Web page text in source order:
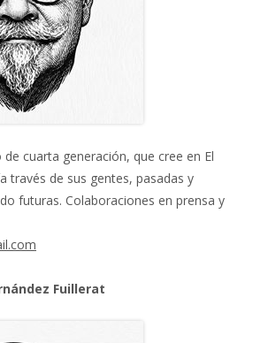
cuarta generación, que cree en El
través de sus gentes, pasadas y
futuras. Colaboraciones en prensa y
Fuillerat